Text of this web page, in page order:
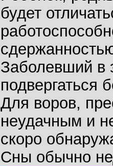
будет
Заболевший в
подвергаться
Для воров,
неудачным и
скоро
Сны обычно